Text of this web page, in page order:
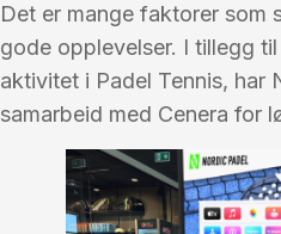
Det er mange faktorer som
gode opplevelser. I tillegg
aktivitet i Padel Tennis, har
samarbeid med Cenera for